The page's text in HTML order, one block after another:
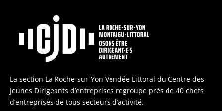
La section La Roche-sur-Yon Vendée Littoral du Centre des
Jeunes Dirigeants d’entreprises regroupe près de 40 chefs
d’entreprises de tous secteurs d’activité.